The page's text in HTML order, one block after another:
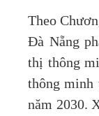
Theo
Đà Nẵng
thị thông
thông minh
năm 2030.